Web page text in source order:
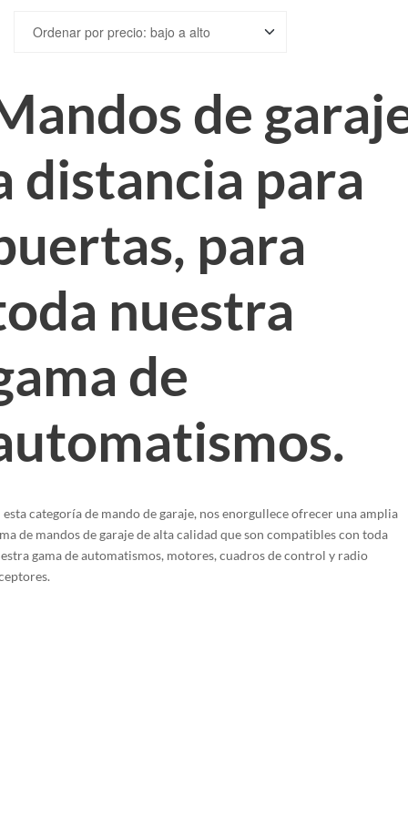
precio:
de
distancia para
para
nuestra
de
esta categoría de mando de garaje, nos enorgullece ofrecer una amplia
de mandos de garaje de alta calidad que son compatibles con toda
gama de automatismos, motores, cuadros de control y radio